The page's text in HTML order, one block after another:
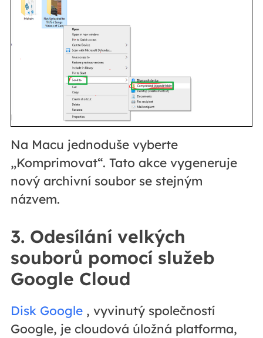
Na Macu jednoduše vyberte
„Komprimovat“. Tato akce vygeneruje
nový archivní soubor se stejným
názvem.
3. Odesílání velkých
souborů pomocí služeb
Google Cloud
Disk Google, vyvinutý společností
Google, je cloudová úložná platforma,